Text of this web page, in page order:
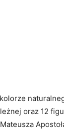
oraz 12